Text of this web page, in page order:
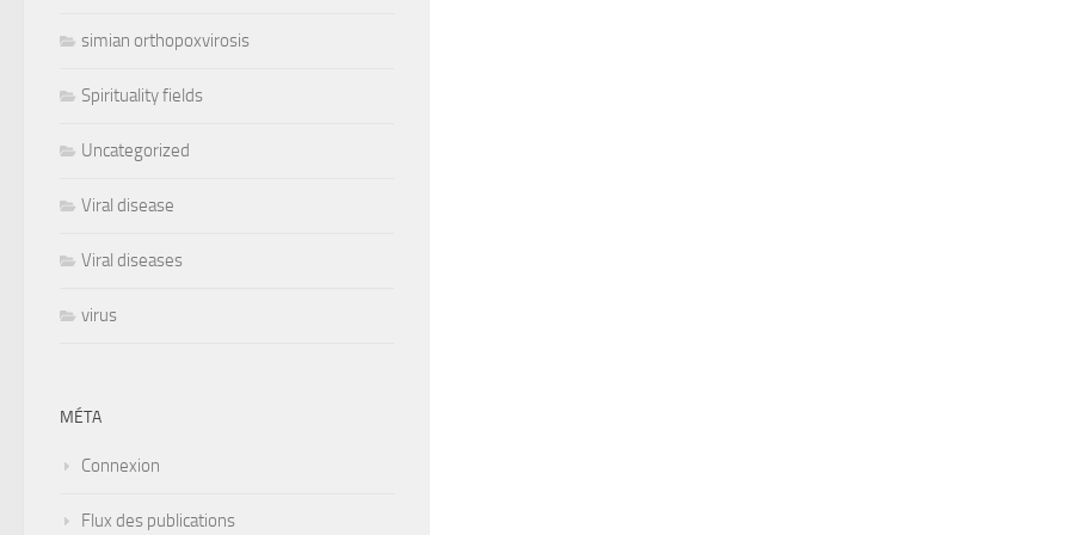
simian orthopoxvirosis
Spirituality fields
Uncategorized
Viral disease
Viral diseases
virus
MÉTA
Connexion
Flux des publications